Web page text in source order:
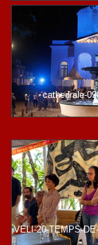
cathedrale-
VELI-20-TEMPS-